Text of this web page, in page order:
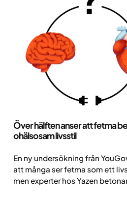
Över hälften anser att fetma
ohälsosam livsstil
En ny undersökning från
att många ser fetma som ett
men experter hos Yazen